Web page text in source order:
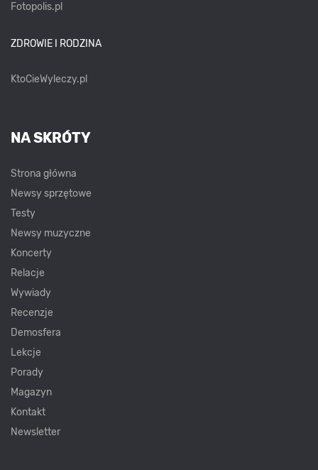
Fotopolis.pl
ZDROWIE I RODZINA
KtoCieWyleczy.pl
NA SKRÓTY
Strona główna
Newsy sprzętowe
Testy
Newsy muzyczne
Koncerty
Relacje
Wywiady
Recenzje
Demosfera
Lekcje
Porady
Magazyn
Kontakt
Newsletter